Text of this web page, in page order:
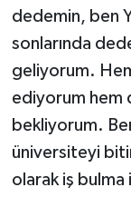
dedemin, ben
sonlarında
geliyorum.
ediyorum hem
bekliyorum.
üniversiteyi
olarak iş bulma